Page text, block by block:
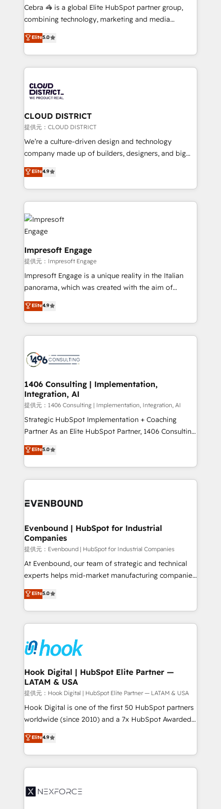
boost with a new HubSpot site Recognized leaders:
🏆 HubSpot Platform Migration Impact Award 🏆
Inbound Campaign of the Year 🏆 Gold AVA Digital
Award for Best Website 🌟 Accreditations: CRM
Cebra 🦓 is a global Elite HubSpot partner group,
combining technology, marketing and media
expertise across Latin America and Southern
Europe, with teams across 7 countries. Born in Chile,
we combine local insight with international reach to
help businesses grow through technology, creativity,
500+ HubSpot implementations, building end-to-
end solutions that integrate CRM, AI automation,
inbound and loop marketing, content, and digital
creativity. Our multicultural team works in Spanish,
Portuguese, and English to design scalable strategies
that drive measurable growth. 🌎 Highlights: • 10+
Platform Migration Excellence. • Top 3 Partner of the
Year LATAM 2022, 2023, 2024, 2025. • Partner of the
business with HubSpot? Let Cebra’s experts help
you grow faster, smarter, and with impact.
Elite5.0
CLOUD DISTRICT
提供元：CLOUD DISTRICT
We’re a culture-driven design and technology
company made up of builders, designers, and big
thinkers. We blend strategy, design, and
development—always fueled by curiosity—to turn
ideas, opportunities, and challenges into meaningful
experiences. To us, technology is more than just
code; it’s about creating things that are useful, cool,
and—most importantly—simple. That’s why we lean
into bold ideas and shape them into thoughtful
products and strategies that actually make a
difference.
Elite4.9
Impresoft Engage
提供元：Impresoft Engage
Impresoft Engage is a unique reality in the Italian
panorama, which was created with the aim of
putting Customer Experience at the center by
creating digital environments capable of integrating
people, processes and data. We offer the best
digital solutions on the market, ranging from CRM
marketing automation to online and offline sales
allowing companies to optimize processes and meet
the needs of the customer. We are part of Impresoft
Group, a group of specialized and complementary
companies that divide their offer into 4
Competence Centers: Smart Manufacturing,
The synergies generated by these integrations,
together with the combination of talents, skills,
to accompany companies on their digital
Elite4.9
1406 Consulting | Implementation,
Integration, AI
提供元：1406 Consulting | Implementation, Integration, AI
Strategic HubSpot Implementation + Coaching
Partner As an Elite HubSpot Partner, 1406 Consulting
helps mid-market revenue teams transform how
they sell, market, and serve. We don't just build your
HubSpot—we teach your team to own it, then stay
to help you keep winning. What We Do ⚙️ CRM
Data & Content 📈 Sales & Marketing Alignment +
Agent Creation 🔄 Custom Integrations & Data
Migration Why 1406 We become part of your team.
Your team learns while we build. We fix what others
broke. Built for mid-market reality—practical
solutions that work with your actual headcount and
HubSpot partners 🔄 Top 5% globally in client
retention 📅 8+ years of consistent results since 2017
move beyond spreadsheets into unified systems
that drive real business results.
Elite5.0
Evenbound | HubSpot for Industrial
Companies
提供元：Evenbound | HubSpot for Industrial Companies
At Evenbound, our team of strategic and technical
experts helps mid-market manufacturing companies
achieve real growth. We specialize in delivering
tailored solutions that drive results by leveraging
HubSpot’s platform and data to fuel success.
Technical Solutions: - HubSpot Technical Consulting -
Onboarding - Data Migration & Integrations -
Technical Audit & Optimization Strategic Solutions: -
Revenue Operations - Inbound Marketing -
Outbound Marketing - HubSpot CMS Website
Design & Development We empower our clients to
reach their full potential by providing transparent,
relationship-driven support. With over 300 HubSpot
technical know-how and strategic guidance you
need to succeed.
Elite5.0
Hook Digital | HubSpot Elite Partner —
LATAM & USA
提供元：Hook Digital | HubSpot Elite Partner — LATAM & USA
Hook Digital is one of the first 50 HubSpot partners
worldwide (since 2010) and a 7x HubSpot Awarded
Elite Partner. With 500+ projects across the U.S.,
Brazil, and LATAM, we combine global expertise with
regional experience. Today, we are Brazil’s largest
HubSpot Elite Partner—trusted by companies across
Implementation & Migration Onboarding across all
Elite4.9